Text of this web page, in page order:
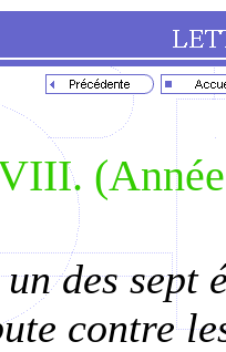
des sept
contre